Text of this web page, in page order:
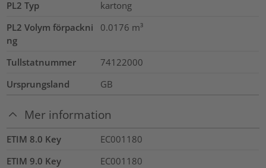
PL2 Typ
kartong
PL2 Volym förpackni
ng
0.0176 m³
Tullstatnummer
74122000
Ursprungsland
GB
Mer information
ETIM 8.0 Key
EC001180
ETIM 9.0 Key
EC001180